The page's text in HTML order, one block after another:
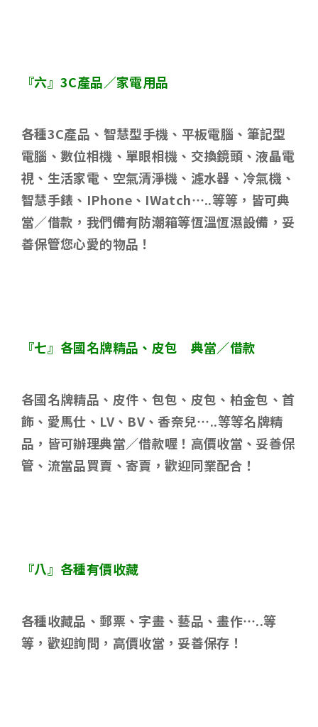
『六』3C產品／家電用品
各種3C產品、智慧型手機、平板電腦、筆記型
電腦、數位相機、單眼相機、交換鏡頭、液晶電
視、生活家電、空氣清淨機、濾水器、冷氣機、
智慧手錶、 IPhone、 IWatch…..等等，皆可典
當／借款，我們備有防潮箱等恆溫恆濕設備，妥
善保管您心愛的物品！
『七』各國名牌精品、皮包 典當／借款
各國名牌精品、皮件、包包、皮包、柏金包、首
飾、愛馬仕、 LV、 BV 、香奈兒…..等等名牌精
品，皆可辦理典當／借款喔！高價收當、妥善保
管、流當品買賣、寄賣，歡迎同業配合！
『八』各種有價收藏
各種收藏品、郵票、字畫、藝品、畫作…..等
等，歡迎詢問，高價收當，妥善保存！